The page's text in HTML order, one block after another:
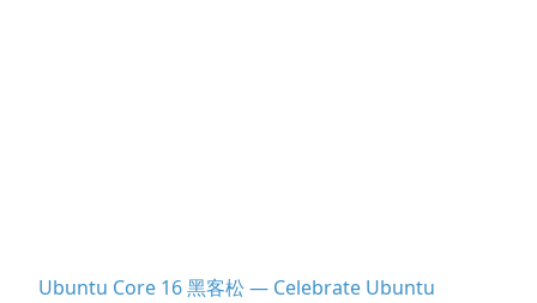
Ubuntu Core 16 黑客松 — Celebrate Ubuntu